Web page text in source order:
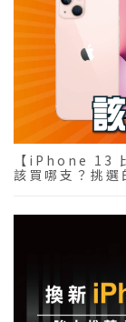
【iPhone 13
該買哪支？挑選